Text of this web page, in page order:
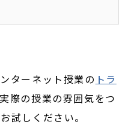
ターネット授業の トラ
際の授業の雰囲気をつ
試しください。